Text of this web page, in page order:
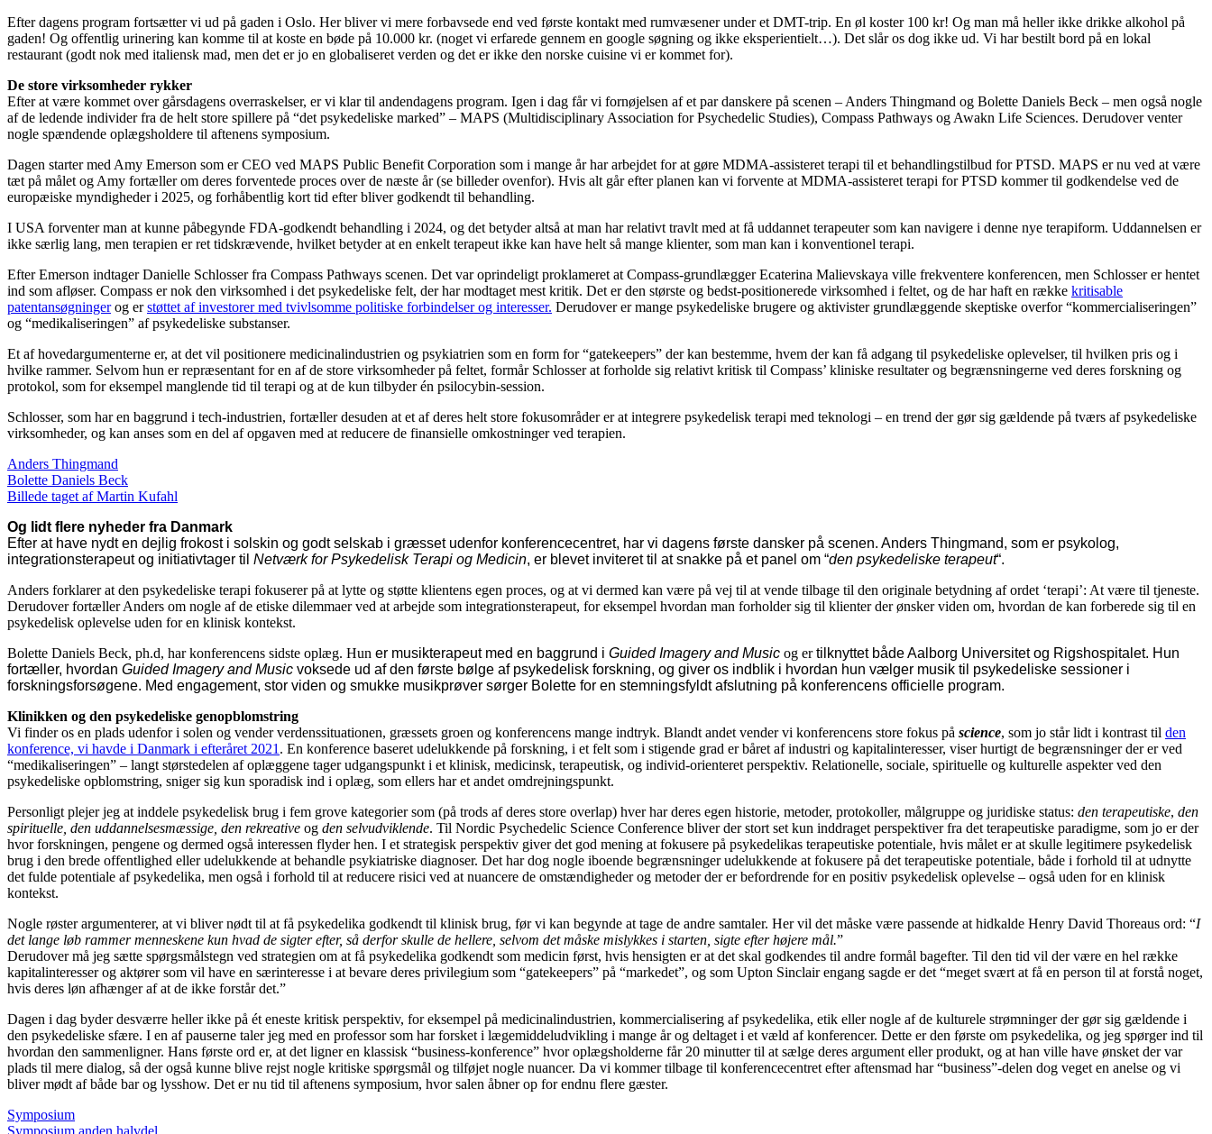
Efter dagens program fortsætter vi ud på gaden i Oslo. Her bliver vi mere forbavsede end ved første kontakt med rumvæsener under et DMT-trip. En øl koster 100 kr! Og man må heller ikke drikke alkohol på
gaden! Og offentlig urinering kan komme til at koste en bøde på 10.000 kr. (noget vi erfarede gennem en google søgning og ikke eksperientielt…). Det slår os dog ikke ud. Vi har bestilt bord på en lokal
restaurant (godt nok med italiensk mad, men det er jo en globaliseret verden og det er ikke den norske cuisine vi er kommet for).
De store virksomheder rykker
Efter at være kommet over gårsdagens overraskelser, er vi klar til andendagens program. Igen i dag får vi fornøjelsen af et par danskere på scenen – Anders Thingmand og Bolette Daniels Beck – men også nogle
af de ledende individer fra de helt store spillere på “det psykedeliske marked” – MAPS (Multidisciplinary Association for Psychedelic Studies), Compass Pathways og Awakn Life Sciences. Derudover venter
nogle spændende oplægsholdere til aftenens symposium.
Dagen starter med Amy Emerson som er CEO ved MAPS Public Benefit Corporation som i mange år har arbejdet for at gøre MDMA-assisteret terapi til et behandlingstilbud for PTSD. MAPS er nu ved at være
tæt på målet og Amy fortæller om deres forventede proces over de næste år (se billeder ovenfor). Hvis alt går efter planen kan vi forvente at MDMA-assisteret terapi for PTSD kommer til godkendelse ved de
europæiske myndigheder i 2025, og forhåbentlig kort tid efter bliver godkendt til behandling.
I USA forventer man at kunne påbegynde FDA-godkendt behandling i 2024, og det betyder altså at man har relativt travlt med at få uddannet terapeuter som kan navigere i denne nye terapiform. Uddannelsen er
ikke særlig lang, men terapien er ret tidskrævende, hvilket betyder at en enkelt terapeut ikke kan have helt så mange klienter, som man kan i konventionel terapi.
Efter Emerson indtager Danielle Schlosser fra Compass Pathways scenen. Det var oprindeligt proklameret at Compass-grundlægger Ecaterina Malievskaya ville frekventere konferencen, men Schlosser er hentet
ind som afløser. Compass er nok den virksomhed i det psykedeliske felt, der har modtaget mest kritik. Det er den største og bedst-positionerede virksomhed i feltet, og de har haft en række kritisable
patentansøgningerog erstøttet af investorer med tvivlsomme politiske forbindelser og interesser. Derudover er mange psykedeliske brugere og aktivister grundlæggende skeptiske overfor “kommercialiseringen”
og “medikaliseringen” af psykedeliske substanser.
Et af hovedargumenterne er, at det vil positionere medicinalindustrien og psykiatrien som en form for “gatekeepers” der kan bestemme, hvem der kan få adgang til psykedeliske oplevelser, til hvilken pris og i
hvilke rammer. Selvom hun er repræsentant for en af de store virksomheder på feltet, formår Schlosser at forholde sig relativt kritisk til Compass’ kliniske resultater og begrænsningerne ved deres forskning og
protokol, som for eksempel manglende tid til terapi og at de kun tilbyder én psilocybin-session.
Schlosser, som har en baggrund i tech-industrien, fortæller desuden at et af deres helt store fokusområder er at integrere psykedelisk terapi med teknologi – en trend der gør sig gældende på tværs af psykedeliske
virksomheder, og kan anses som en del af opgaven med at reducere de finansielle omkostninger ved terapien.
Anders Thingmand
Bolette Daniels Beck
Billede taget af Martin Kufahl
Og lidt flere nyheder fra Danmark
Efter at have nydt en dejlig frokost i solskin og godt selskab i græsset udenfor konferencecentret, har vi dagens første dansker på scenen. Anders Thingmand, som er psykolog,
integrationsterapeut og initiativtager til Netværk for Psykedelisk Terapi og Medicin, er blevet inviteret til at snakke på et panel om “den psykedeliske terapeut“.
Anders forklarer at den psykedeliske terapi fokuserer på at lytte og støtte klientens egen proces, og at vi dermed kan være på vej til at vende tilbage til den originale betydning af ordet ‘terapi’: At være til tjeneste.
Derudover fortæller Anders om nogle af de etiske dilemmaer ved at arbejde som integrationsterapeut, for eksempel hvordan man forholder sig til klienter der ønsker viden om, hvordan de kan forberede sig til en
psykedelisk oplevelse uden for en klinisk kontekst.
Bolette Daniels Beck, ph.d, har konferencens sidste oplæg. Hun er musikterapeut med en baggrund i Guided Imagery and Music og ertilknyttet både Aalborg Universitet og Rigshospitalet. Hun
fortæller, hvordan Guided Imagery and Music voksede ud af den første bølge af psykedelisk forskning, og giver os indblik i hvordan hun vælger musik til psykedeliske sessioner i
forskningsforsøgene. Med engagement, stor viden og smukke musikprøver sørger Bolette for en stemningsfyldt afslutning på konferencens officielle program.
Klinikken og den psykedeliske genopblomstring
Vi finder os en plads udenfor i solen og vender verdenssituationen, græssets groen og konferencens mange indtryk. Blandt andet vender vi konferencens store fokus på science, som jo står lidt i kontrast til den
konference, vi havde i Danmark i efteråret 2021 . En konference baseret udelukkende på forskning, i et felt som i stigende grad er båret af industri og kapitalinteresser, viser hurtigt de begrænsninger der er ved
“medikaliseringen” – langt størstedelen af oplæggene tager udgangspunkt i et klinisk, medicinsk, terapeutisk, og individ-orienteret perspektiv. Relationelle, sociale, spirituelle og kulturelle aspekter ved den
psykedeliske opblomstring, sniger sig kun sporadisk ind i oplæg, som ellers har et andet omdrejningspunkt.
Personligt plejer jeg at inddele psykedelisk brug i fem grove kategorier som (på trods af deres store overlap) hver har deres egen historie, metoder, protokoller, målgruppe og juridiske status: den terapeutiske, den
spirituelle, den uddannelsesmæssige, den rekreative og den selvudviklende. Til Nordic Psychedelic Science Conference bliver der stort set kun inddraget perspektiver fra det terapeutiske paradigme, som jo er der
hvor forskningen, pengene og dermed også interessen flyder hen. I et strategisk perspektiv giver det god mening at fokusere på psykedelikas terapeutiske potentiale, hvis målet er at skulle legitimere psykedelisk
brug i den brede offentlighed eller udelukkende at behandle psykiatriske diagnoser. Det har dog nogle iboende begrænsninger udelukkende at fokusere på det terapeutiske potentiale, både i forhold til at udnytte
det fulde potentiale af psykedelika, men også i forhold til at reducere risici ved at nuancere de omstændigheder og metoder der er befordrende for en positiv psykedelisk oplevelse – også uden for en klinisk
kontekst.
Nogle røster argumenterer, at vi bliver nødt til at få psykedelika godkendt til klinisk brug, før vi kan begynde at tage de andre samtaler. Her vil det måske være passende at hidkalde Henry David Thoreaus ord: “I
det lange løb rammer menneskene kun hvad de sigter efter, så derfor skulle de hellere, selvom det måske mislykkes i starten, sigte efter højere mål.”
Derudover må jeg sætte spørgsmålstegn ved strategien om at få psykedelika godkendt som medicin først, hvis hensigten er at det skal godkendes til andre formål bagefter. Til den tid vil der være en hel række
kapitalinteresser og aktører som vil have en særinteresse i at bevare deres privilegium som “gatekeepers” på “markedet”, og som Upton Sinclair engang sagde er det “meget svært at få en person til at forstå noget,
hvis deres løn afhænger af at de ikke forstår det.”
Dagen i dag byder desværre heller ikke på ét eneste kritisk perspektiv, for eksempel på medicinalindustrien, kommercialisering af psykedelika, etik eller nogle af de kulturele strømninger der gør sig gældende i
den psykedeliske sfære. I en af pauserne taler jeg med en professor som har forsket i lægemiddeludvikling i mange år og deltaget i et væld af konferencer. Dette er den første om psykedelika, og jeg spørger ind til
hvordan den sammenligner. Hans første ord er, at det ligner en klassisk “business-konference” hvor oplægsholderne får 20 minutter til at sælge deres argument eller produkt, og at han ville have ønsket der var
plads til mere dialog, så der også kunne blive rejst nogle kritiske spørgsmål og tilføjet nogle nuancer. Da vi kommer tilbage til konferencecentret efter aftensmad har “business”-delen dog veget en anelse og vi
bliver mødt af både bar og lysshow. Det er nu tid til aftenens symposium, hvor salen åbner op for endnu flere gæster.
Symposium
Symposium anden halvdel